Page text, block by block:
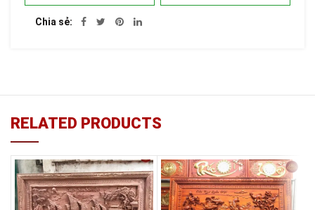
Chia sẻ
RELATED PRODUCTS